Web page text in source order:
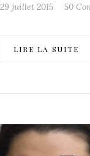
29 juillet 2015 50
LIRE LA SUITE